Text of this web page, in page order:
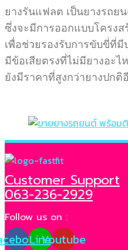
ยางรันแฟลต เป็นยางรถย
ซึ่งจะมีการออกแบบโครงส
เพื่อช่วยรองรับการขับขี่ที่
มีข้อเสียตรงที่ไม่มียางอะไ
ยังมีราคาที่สูงกว่ายางปกติ
Customer Support
063-236-2929
Follow us on :
LineYoutube